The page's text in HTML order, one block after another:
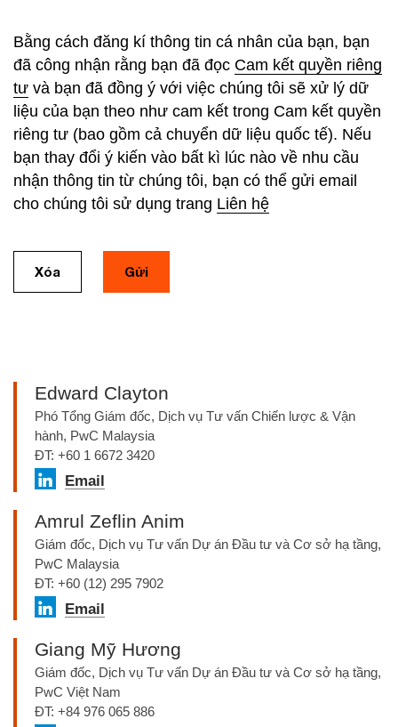
Bằng cách đăng kí thông tin cá nhân của bạn, bạn
đã công nhận rằng bạn đã đọc Cam kết quyền riêng
tư và bạn đã đồng ý với việc chúng tôi sẽ xử lý dữ
liệu của bạn theo như cam kết trong Cam kết quyền
riêng tư (bao gồm cả chuyển dữ liệu quốc tế). Nếu
bạn thay đổi ý kiến vào bất kì lúc nào về nhu cầu
nhận thông tin từ chúng tôi, bạn có thể gửi email
cho chúng tôi sử dụng trang Liên hệ
Xóa Gửi
Edward Clayton
Phó Tổng Giám đốc, Dịch vụ Tư vấn Chiến lược & Vận
hành, PwC Malaysia
ĐT: +60 1 6672 3420
Email
Amrul Zeflin Anim
Giám đốc, Dịch vụ Tư vấn Dự án Đầu tư và Cơ sở hạ tầng,
PwC Malaysia
ĐT: +60 (12) 295 7902
Email
Giang Mỹ Hương
Giám đốc, Dịch vụ Tư vấn Dự án Đầu tư và Cơ sở hạ tầng,
PwC Việt Nam
ĐT: +84 976 065 886